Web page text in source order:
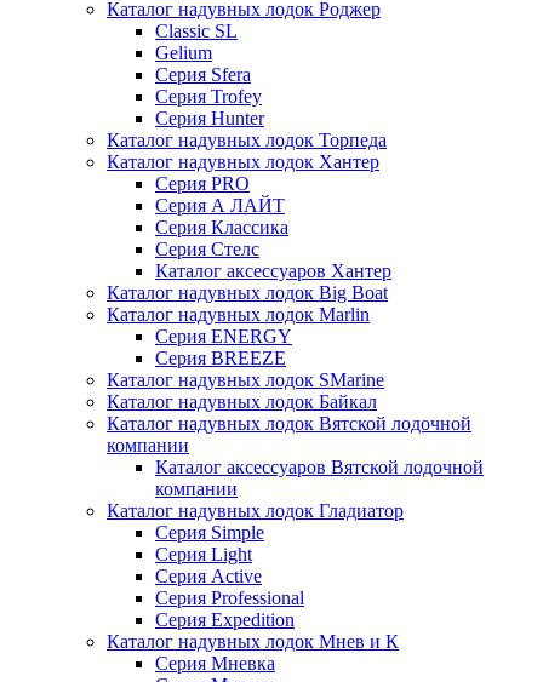
Каталог надувных лодок Роджер
Classic SL
Gelium
Серия Sfera
Серия Trofey
Серия Hunter
Каталог надувных лодок Торпеда
Каталог надувных лодок Хантер
Серия PRO
Серия А ЛАЙТ
Серия Классика
Серия Стелс
Каталог аксессуаров Хантер
Каталог надувных лодок Big Boat
Каталог надувных лодок Marlin
Серия ENERGY
Серия BREEZE
Каталог надувных лодок SMarine
Каталог надувных лодок Байкал
Каталог надувных лодок Вятской лодочной
компании
Каталог аксессуаров Вятской лодочной
компании
Каталог надувных лодок Гладиатор
Серия Simple
Серия Light
Серия Active
Серия Professional
Серия Expedition
Каталог надувных лодок Мнев и К
Серия Мневка